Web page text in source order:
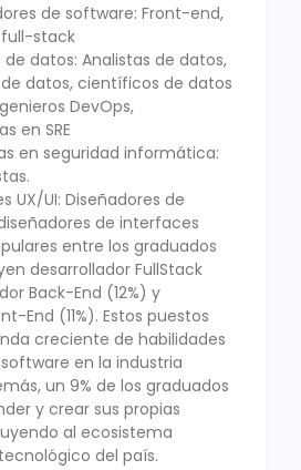
de software: Front-end,
stack
datos: Analistas de datos,
datos, científicos de datos
DevOps,
en SRE
en seguridad informática:
UX/UI: Diseñadores de
de interfaces
entre los graduados
desarrollador FullStack
Back-End (12%) y
End (11%). Estos puestos
creciente de habilidades
en la industria
un 9% de los graduados
y crear sus propias
al ecosistema
del país.